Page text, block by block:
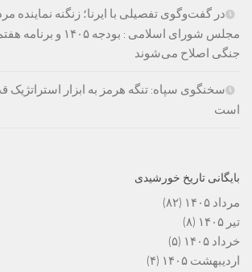
در گفت‌وگوی تفصیلی با ایرنا؛ زنگنه نماینده
مجلس شورای اسلامی :
جنگی اصلاح می‌شوند
سخنگوی سپاه: تنگه هرمز به ابزار استراتژیک
است
بایگانی تاریخ خورشیدی
مرداد ۱۴۰۵
(۸۲)
تیر ۱۴۰۵
(۸)
خرداد ۱۴۰۵
(۵)
اردیبهشت ۱۴۰۵
(۴)